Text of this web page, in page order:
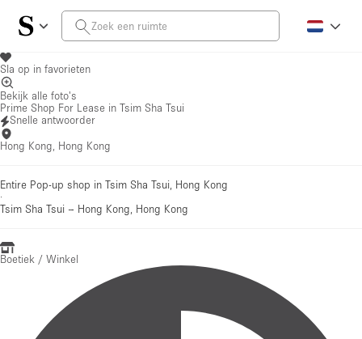
Sla op in favorieten
Bekijk alle foto's
Prime Shop For Lease in Tsim Sha Tsui
Snelle antwoorder
Hong Kong, Hong Kong
Entire Pop-up shop in Tsim Sha Tsui, Hong Kong
·
Tsim Sha Tsui – Hong Kong, Hong Kong
Boetiek / Winkel